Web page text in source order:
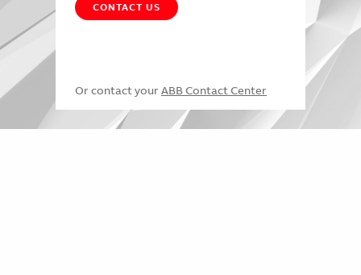
CONTACT US
Or contact your ABB Contact Center